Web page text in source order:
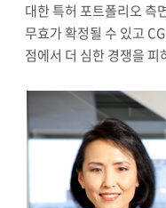
대한 특허 포트폴리오 측
무효가 확정될 수 있고
점에서 더 심한 경쟁을